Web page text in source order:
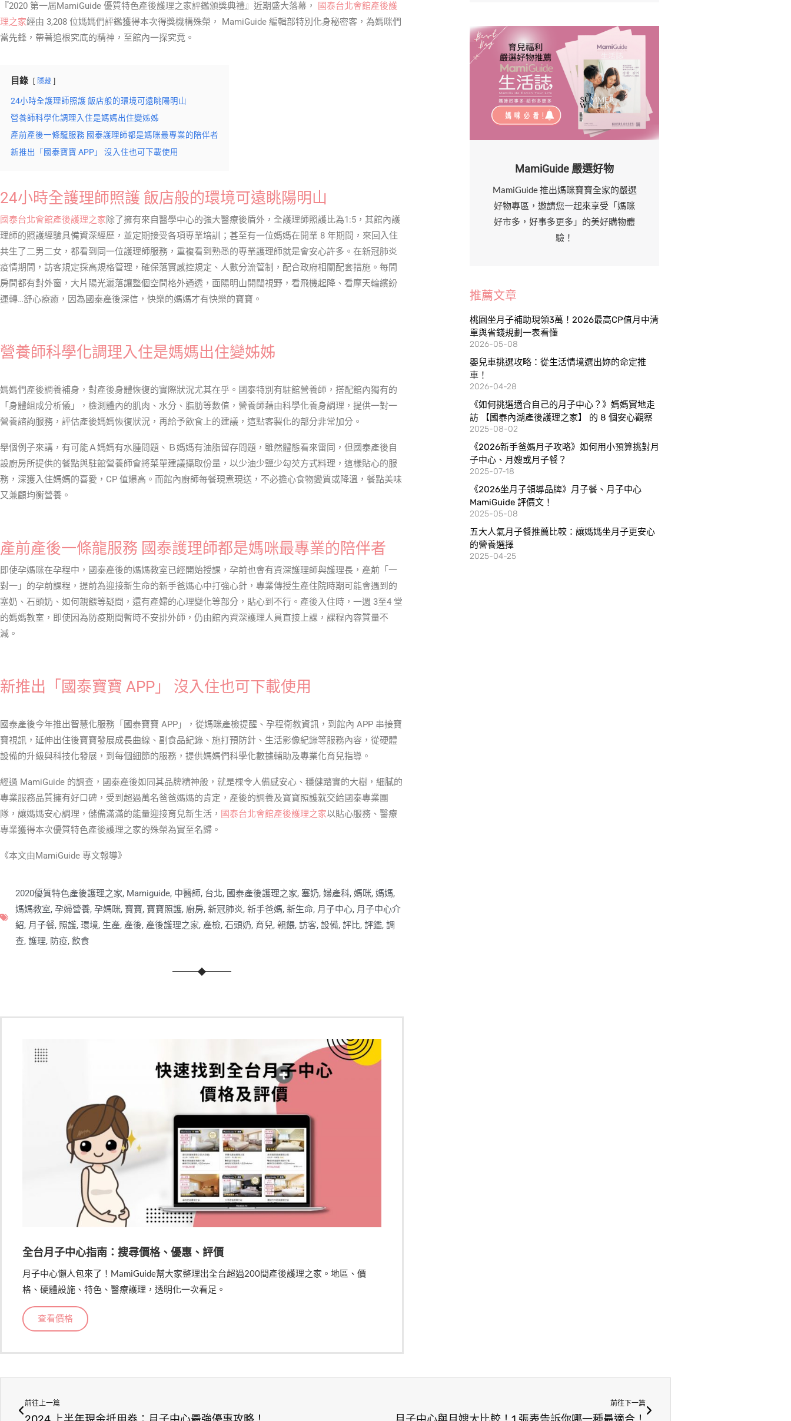
『2020 第一屆MamiGuide 優質特色產後護理之家評鑑頒獎典禮』近期盛大落幕，
國泰台北會館產後護
理之家經由 3,208 位媽媽們評鑑獲得本次得獎機構殊榮， MamiGuide 編輯部特別化身秘密客，為媽咪們
當先鋒，帶著追根究底的精神，至館內一探究竟。
目錄 隱藏
24小時全護理師照護 飯店般的環境可遠眺陽明山
營養師科學化調理入住是媽媽出住變姊姊
產前產後一條龍服務 國泰護理師都是媽咪最專業的陪伴者
新推出「國泰寶寶 APP」 沒入住也可下載使用
24小時全護理師照護 飯店般的環境可遠眺陽明山
國泰台北會館產後護理之家除了擁有來自醫學中心的強大醫療後盾外，全護理師照護比為1:5，其館內護
理師的照護經驗具備資深經歷，並定期接受各項專業培訓；甚至有一位媽媽在開業 8 年期間，來回入住
共生了二男二女，都看到同一位護理師服務，重複看到熟悉的專業護理師就是會安心許多。在新冠肺炎
疫情期間，訪客規定採高規格管理，確保落實感控規定、人數分流管制，配合政府相關配套措施。每間
房間都有對外窗，大片陽光灑落讓整個空間格外通透，面陽明山開闊視野，看飛機起降、看摩天輪繽紛
運轉…舒心療癒，因為國泰產後深信，快樂的媽媽才有快樂的寶寶。
營養師科學化調理入住是媽媽出住變姊姊
媽媽們產後調養補身，對產後身體恢復的實際狀況尤其在乎。國泰特別有駐館營養師，搭配館內獨有的
「身體組成分析儀」，檢測體內的肌肉、水分、脂肪等數值，營養師藉由科學化養身調理，提供一對一
營養諮詢服務，評估產後媽媽恢復狀況，再給予飲食上的建議，這點客製化的部分非常加分。
舉個例子來講，有可能Ａ媽媽有水腫問題、Ｂ媽媽有油脂留存問題，雖然體態看來雷同，但國泰產後自
設廚房所提供的餐點與駐館營養師會將菜單建議攝取份量，以少油少鹽少勾芡方式料理，這樣貼心的服
務，深獲入住媽媽的喜愛，CP 值爆高。而館內廚師每餐現煮現送，不必擔心食物變質或降溫，餐點美味
又兼顧均衡營養。
產前產後一條龍服務 國泰護理師都是媽咪最專業的陪伴者
即使孕媽咪在孕程中，國泰產後的媽媽教室已經開始授課，孕前也會有資深護理師與護理長，產前「一
對一」的孕前課程，提前為迎接新生命的新手爸媽心中打強心針，專業傳授生產住院時期可能會遇到的
塞奶、石頭奶、如何親餵等疑問，還有產婦的心理變化等部分，貼心到不行。產後入住時，一週 3至4 堂
的媽媽教室，即使因為防疫期間暫時不安排外師，仍由館內資深護理人員直接上課，課程內容質量不
減。
新推出「國泰寶寶 APP」 沒入住也可下載使用
國泰產後今年推出智慧化服務「國泰寶寶 APP」，從媽咪產檢提醒、孕程衛教資訊，到館內 APP 串接寶
寶視訊，延伸出住後寶寶發展成長曲線、副食品紀錄、施打預防針、生活影像紀錄等服務內容，從硬體
設備的升級與科技化發展，到每個細節的服務，提供媽媽們科學化數據輔助及專業化育兒指導。
經過 MamiGuide 的調查，國泰產後如同其品牌精神般，就是棵令人備感安心、穩健踏實的大樹，細膩的
專業服務品質擁有好口碑，受到超過萬名爸爸媽媽的肯定，產後的調養及寶寶照護就交給國泰專業團
隊，讓媽媽安心調理，儲備滿滿的能量迎接育兒新生活， 國泰台北會館產後護理之家以貼心服務、醫療
專業獲得本次優質特色產後護理之家的殊榮為實至名歸。
《本文由MamiGuide 專文報導》
2020優質特色產後護理之家, Mamiguide, 中醫師, 台北, 國泰產後護理之家, 塞奶, 婦產科, 媽咪, 媽媽,
媽媽教室, 孕婦營養, 孕媽咪, 寶寶, 寶寶照護, 廚房, 新冠肺炎, 新手爸媽, 新生命, 月子中心, 月子中心介
紹, 月子餐, 照護, 環境, 生產, 產後, 產後護理之家, 產檢, 石頭奶, 育兒, 親餵, 訪客, 設備, 評比, 評鑑, 調
查, 護理, 防疫, 飲食
全台月子中心指南：搜尋價格、優惠、評價
月子中心懶人包來了！MamiGuide幫大家整理出全台超過200間產後護理之家。地區、價
格、硬體設施、特色、醫療護理，透明化一次看足。
查看價格
MamiGuide 嚴選好物
MamiGuide 推出媽咪寶寶全家的嚴選
好物專區，邀請您一起來享受「媽咪
好市多，好事多更多」的美好購物體
驗！
推薦文章
桃園坐月子補助現領3萬！2026最高CP值月中清
單與省錢規劃一表看懂
2026-05-08
嬰兒車挑選攻略：從生活情境選出妳的命定推
車！
2026-04-28
《如何挑選適合自己的月子中心？》媽媽實地走
訪 【國泰內湖產後護理之家】 的 8 個安心觀察
2025-08-02
《2026新手爸媽月子攻略》如何用小預算挑對月
子中心、月嫂或月子餐？
2025-07-18
《2026坐月子領導品牌》月子餐、月子中心
MamiGuide 評價文！
2025-05-08
五大人氣月子餐推薦比較：讓媽媽坐月子更安心
的營養選擇
2025-04-25
前往上一篇 前往下一篇